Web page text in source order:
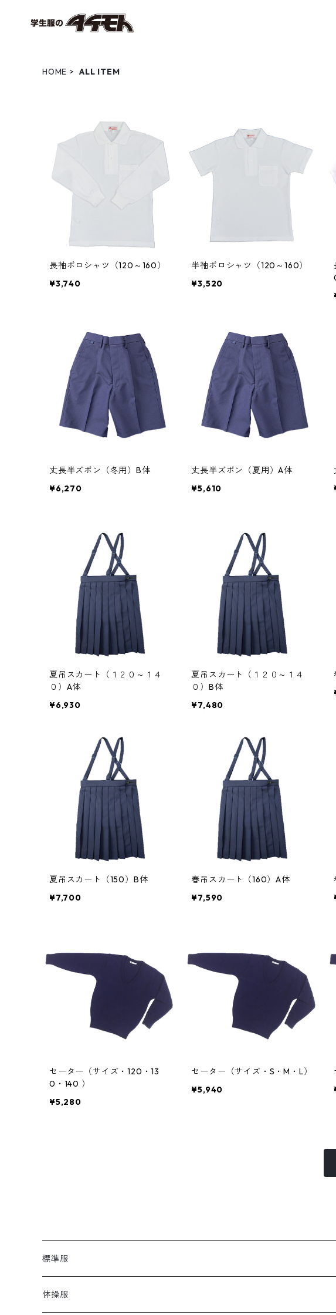
HOME ALL ITEM
長袖ポロシャツ（120～160）
¥3,740
半袖ポロシャツ（120～160）
¥3,520
丈長半ズボン（冬用）B体
¥6,270
丈長半ズボン（夏用）A体
¥5,610
夏吊スカート（１２０～１４
０）A体
¥6,930
夏吊スカート（１２０～１４
０）B体
¥7,480
夏吊スカート（150）B体
¥7,700
春吊スカート（160）A体
¥7,590
セーター（サイズ・120・13
0・140 ）
¥5,280
セーター（サイズ・S・M・L）
¥5,940
標準服
体操服